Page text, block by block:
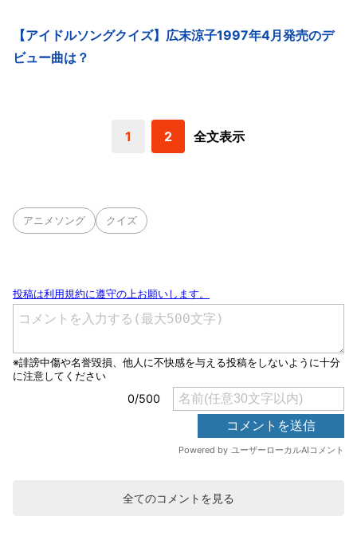
【アイドルソングクイズ】広末涼子1997年4月発売のデ
ビュー曲は？
1 2 全文表示
アニメソング クイズ
全てのコメントを見る